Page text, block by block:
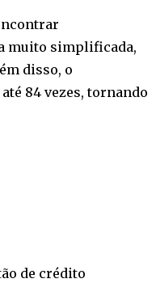
muito simplificada,
disso, o
84 vezes, tornando
de crédito